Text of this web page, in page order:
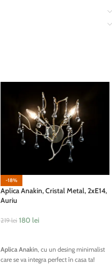
-18%
Aplica Anakin, Cristal Metal, 2xE14,
Auriu
219lei 180 lei
Aplica Anakin, cu un desing minimalist
care se va integra perfect în casa ta!